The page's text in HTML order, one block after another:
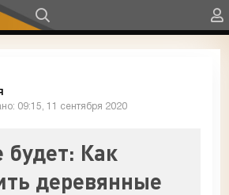
09:15, 11 сентября 2020
будет: Как
деревянные